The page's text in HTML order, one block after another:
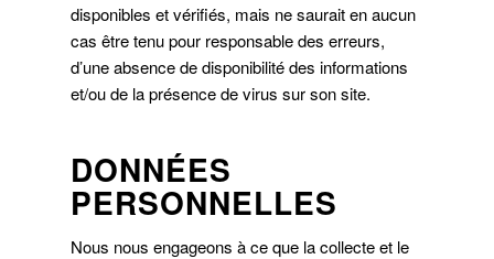
disponibles et vérifiés, mais ne saurait en aucun
cas être tenu pour responsable des erreurs,
d’une absence de disponibilité des informations
et/ou de la présence de virus sur son site.
DONNÉES
PERSONNELLES
Nous nous engageons à ce que la collecte et le